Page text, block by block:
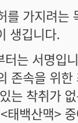
를 가지려는
생깁니다.
터는 서명입
존속을 위
는 착취가
태백산맥>